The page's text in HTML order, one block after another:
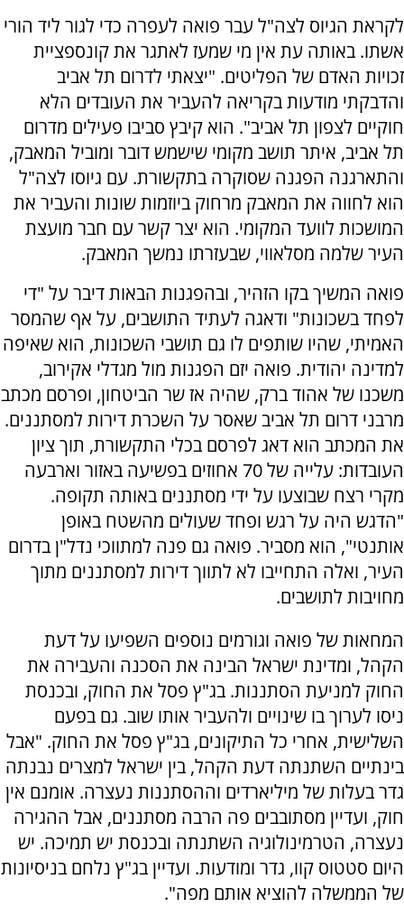
לקראת הגיוס לצה"ל עבר פואה לעפרה כדי לגור ליד הורי
אשתו. באותה עת אין מי שמעז לאתגר את קונספציית
זכויות האדם של הפליטים. "יצאתי לדרום תל אביב
והדבקתי מודעות בקריאה להעביר את העובדים הלא
חוקיים לצפון תל אביב". הוא קיבץ סביבו פעילים מדרום
תל אביב, איתר תושב מקומי שישמש דובר ומוביל המאבק,
והתארגנה הפגנה שסוקרה בתקשורת. עם גיוסו לצה"ל
הוא לחווה את המאבק מרחוק ביוזמות שונות והעביר את
המושכות לוועד המקומי. הוא יצר קשר עם חבר מועצת
העיר שלמה מסלאווי, שבעזרתו נמשך המאבק.
פואה המשיך בקו הזהיר, ובהפגנות הבאות דיבר על "די
לפחד בשכונות" ודאגה לעתיד התושבים, על אף שהמסר
האמיתי, שהיו שותפים לו גם תושבי השכונות, הוא שאיפה
למדינה יהודית. פואה יזם הפגנות מול מגדלי אקירוב,
משכנו של אהוד ברק, שהיה אז שר הביטחון, ופרסם מכתב
מרבני דרום תל אביב שאסר על השכרת דירות למסתננים.
את המכתב הוא דאג לפרסם בכלי התקשורת, תוך ציון
העובדות: עלייה של 70 אחוזים בפשיעה באזור וארבעה
מקרי רצח שבוצעו על ידי מסתננים באותה תקופה.
"הדגש היה על רגש ופחד שעולים מהשטח באופן
אותנטי", הוא מסביר. פואה גם פנה למתווכי נדל"ן בדרום
העיר, ואלה התחייבו לא לתווך דירות למסתננים מתוך
מחויבות לתושבים.
המחאות של פואה וגורמים נוספים השפיעו על דעת
הקהל, ומדינת ישראל הבינה את הסכנה והעבירה את
החוק למניעת הסתננות. בג"ץ פסל את החוק, ובכנסת
ניסו לערוך בו שינויים ולהעביר אותו שוב. גם בפעם
השלישית, אחרי כל התיקונים, בג"ץ פסל את החוק. "אבל
בינתיים השתנתה דעת הקהל, בין ישראל למצרים נבנתה
גדר בעלות של מיליארדים וההסתננות נעצרה. אומנם אין
חוק, ועדיין מסתובבים פה הרבה מסתננים, אבל ההגירה
נעצרה, הטרמינולוגיה השתנתה ובכנסת יש תמיכה. יש
היום סטטוס קוו, גדר ומודעות. ועדיין בג"ץ נלחם בניסיונות
של הממשלה להוציא אותם מפה".